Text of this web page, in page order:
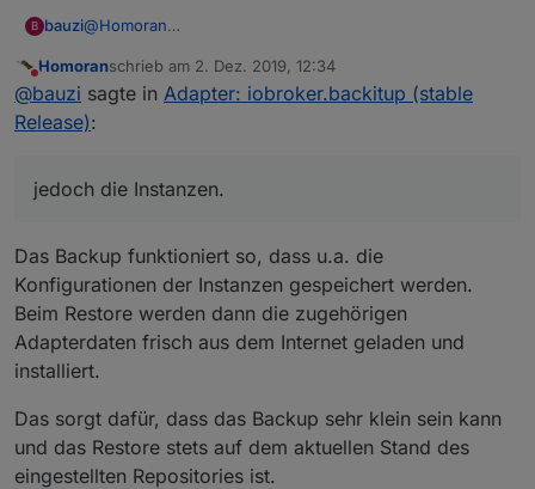
B bauzi@Homoran
der Adapter wurde vor dem Backup offiziell von der
Adapterliste geladen.
Backup erstellt.
Neues System aufgesetzt.
Backup aufgespielt
Probleme mit Deconz Adapter der nicht geladen wurde
nicht funktioniert.
Nicht stören
Homoranschrieb am 2. Dez. 2019, 12:34
zuletzt editiert von
@bauzi sagte in Adapter: iobroker.backitup (stable
Release):
jedoch die Instanzen.
Das Backup funktioniert so, dass u.a. die
Konfigurationen der Instanzen gespeichert werden.
Beim Restore werden dann die zugehörigen
Adapterdaten frisch aus dem Internet geladen und
installiert.
Das sorgt dafür, dass das Backup sehr klein sein kann
und das Restore stets auf dem aktuellen Stand des
eingestellten Repositories ist.